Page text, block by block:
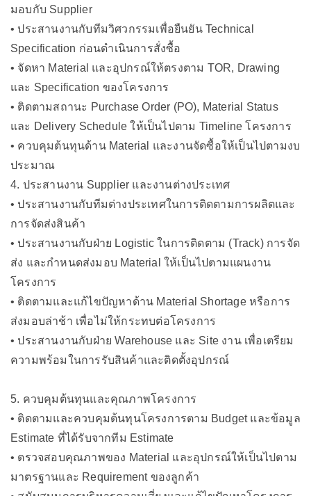
มอบกับ Supplier
• ประสานงานกับทีมวิศวกรรมเพื่อยืนยัน Technical
Specification ก่อนดำเนินการสั่งซื้อ
• จัดหา Material และอุปกรณ์ให้ตรงตาม TOR, Drawing
และ Specification ของโครงการ
• ติดตามสถานะ Purchase Order (PO), Material Status
และ Delivery Schedule ให้เป็นไปตาม Timeline โครงการ
• ควบคุมต้นทุนด้าน Material และงานจัดซื้อให้เป็นไปตามงบ
ประมาณ
4. ประสานงาน Supplier และงานต่างประเทศ
• ประสานงานกับทีมต่างประเทศในการติดตามการผลิตและ
การจัดส่งสินค้า
• ประสานงานกับฝ่าย Logistic ในการติดตาม (Track) การจัด
ส่ง และกำหนดส่งมอบ Material ให้เป็นไปตามแผนงาน
โครงการ
• ติดตามและแก้ไขปัญหาด้าน Material Shortage หรือการ
ส่งมอบล่าช้า เพื่อไม่ให้กระทบต่อโครงการ
• ประสานงานกับฝ่าย Warehouse และ Site งาน เพื่อเตรียม
ความพร้อมในการรับสินค้าและติดตั้งอุปกรณ์
5. ควบคุมต้นทุนและคุณภาพโครงการ
• ติดตามและควบคุมต้นทุนโครงการตาม Budget และข้อมูล
Estimate ที่ได้รับจากทีม Estimate
• ตรวจสอบคุณภาพของ Material และอุปกรณ์ให้เป็นไปตาม
มาตรฐานและ Requirement ของลูกค้า